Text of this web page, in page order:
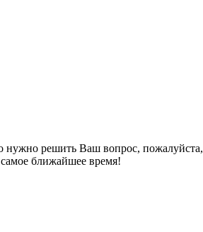
нужно решить Ваш вопрос, пожалуйста,
ближайшее время!